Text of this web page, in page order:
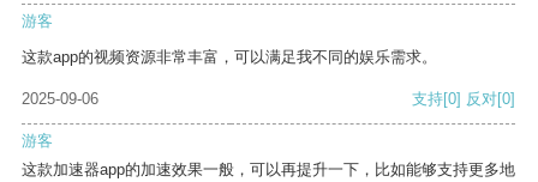
游客
这款app的视频资源非常丰富，可以满足我不同的娱乐需求。
2025-09-06 支持[0] 反对[0]
游客
这款加速器app的加速效果一般，可以再提升一下，比如能够支持更多地